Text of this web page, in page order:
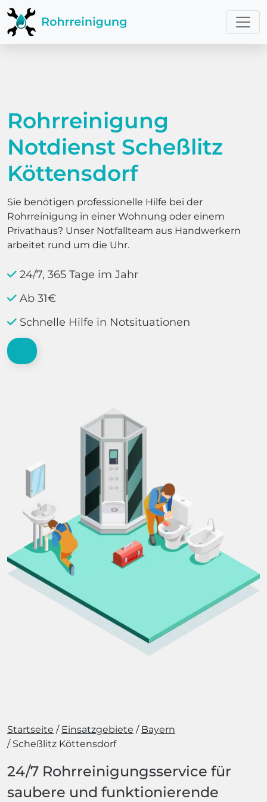
Rohrreinigung
Notdienst Scheßlitz
Köttensdorf
Sie benötigen professionelle Hilfe bei der
Rohrreinigung in einer Wohnung oder einem
Privathaus? Unser Notfallteam aus Handwerkern
arbeitet rund um die Uhr.
24/7, 365 Tage im Jahr
Ab 31€
Schnelle Hilfe in Notsituationen
Startseite Einsatzgebiete
Bayern
Scheßlitz Köttensdorf
24/7 Rohrreinigungsservice für
saubere und funktionierende